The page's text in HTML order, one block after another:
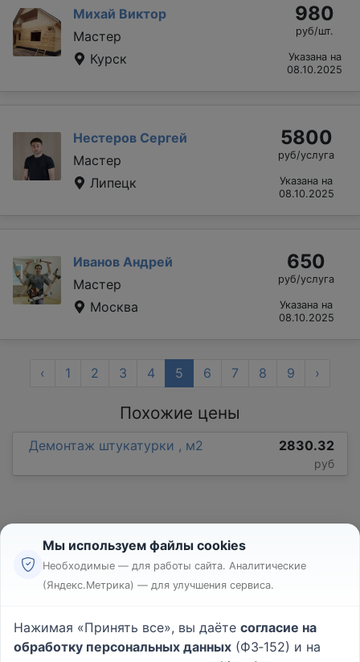
Михай Виктор
Мастер
Курск
980
руб/шт.
Указана на
08.10.2025
Нестеров Сергей
Мастер
Липецк
5800
руб/услуга
Указана на
08.10.2025
Иванов Андрей
Мастер
Москва
650
руб/услуга
Указана на
08.10.2025
‹ 1 2 3 4 5 6 7 8 9 ›
Похожие цены
Демонтаж штукатурки , м2 2830.32
руб
Реклама
Пользовательское соглашение
Политика конфиденциальности
Мы используем файлы cookies
Необходимые — для работы сайта. Аналитические
(Яндекс.Метрика) — для улучшения сервиса.
Нажимая «Принять все», вы даёте согласие на
обработку персональных данных (ФЗ‑152) и на